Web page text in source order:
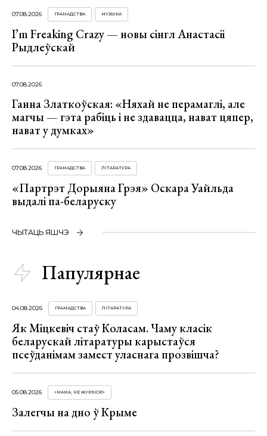
07.08.2026 ГРАМАДСТВА МУЗЫКА
I’m Freaking Crazy — новы сінгл Анастасіі
Рыдлеўскай
07.08.2026
Ганна Златкоўская: «Няхай не перамаглі, але
магчы — гэта рабіць і не здавацца, нават цяпер,
нават у думках»
07.08.2026 ГРАМАДСТВА ЛІТАРАТУРА
«Партрэт Дорыяна Грэя» Оскара Уайльда
выдалі па-беларуску
ЧЫТАЦЬ ЯШЧЭ
Папулярнае
04.08.2026 ГРАМАДСТВА ЛІТАРАТУРА
Як Міцкевіч стаў Коласам. Чаму класік
беларускай літаратуры карыстаўся
псеўданімам замест уласнага прозвішча?
05.08.2026 «МАМА, НЕ ЖУРЫСЯ!»
Залегчы на дно ў Крыме